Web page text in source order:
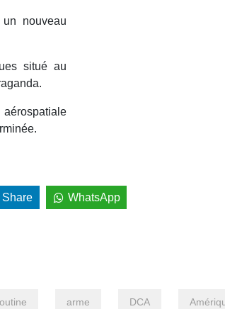
nouveau
situé au
Share WhatsApp
arme DCA